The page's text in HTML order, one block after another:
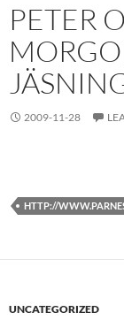
PETER
2009-11-28
HTTP://
UNCATEGORIZED